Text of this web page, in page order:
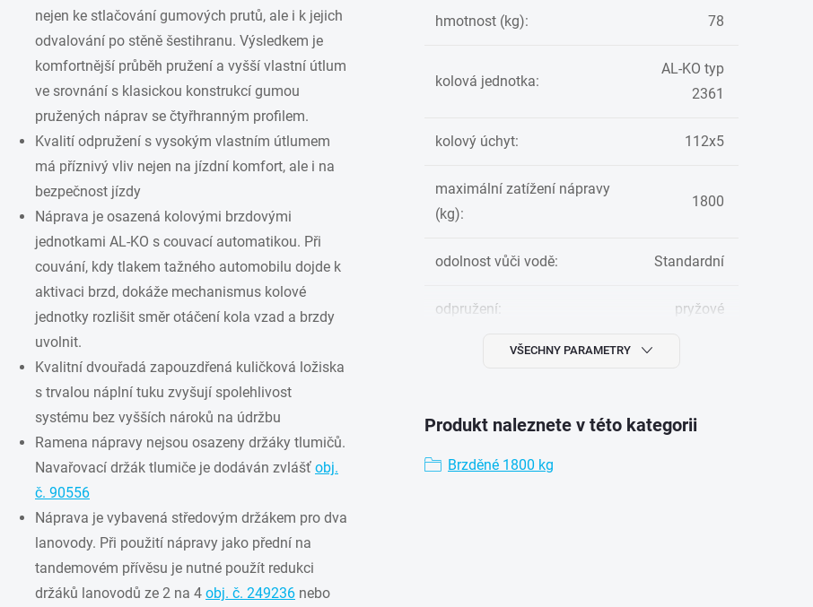
nejen ke stlačování gumových prutů, ale i k jejich
odvalování po stěně šestihranu. Výsledkem je
komfortnější průběh pružení a vyšší vlastní útlum
ve srovnání s klasickou konstrukcí gumou
pružených náprav se čtyřhranným profilem.
Kvalití odpružení s vysokým vlastním útlumem
má příznivý vliv nejen na jízdní komfort, ale i na
bezpečnost jízdy
Náprava je osazená kolovými brzdovými
jednotkami AL-KO s couvací automatikou. Při
couvání, kdy tlakem tažného automobilu dojde k
aktivaci brzd, dokáže mechanismus kolové
jednotky rozlišit směr otáčení kola vzad a brzdy
uvolnit.
Kvalitní dvouřadá zapouzdřená kuličková ložiska
s trvalou náplní tuku zvyšují spolehlivost
systému bez vyšších nároků na údržbu
Ramena nápravy nejsou osazeny držáky tlumičů.
Navařovací držák tlumiče je dodáván zvlášť obj.
č. 90556
Náprava je vybavená středovým držákem pro dva
lanovody. Při použití nápravy jako přední na
tandemovém přívěsu je nutné použít redukci
držáků lanovodů ze 2 na 4 obj. č. 249236 nebo
hmotnost (kg): 78
kolová jednotka:
AL-KO typ
2361
kolový úchyt: 112x5
maximální zatížení nápravy
(kg):
1800
odolnost vůči vodě: Standardní
odpružení: pryžové
VŠECHNY PARAMETRY
Produkt naleznete v této kategorii
Brzděné 1800 kg